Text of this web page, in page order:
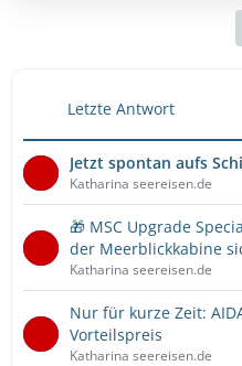
e
t
g
Letzte Antwort
Jetzt spontan aufs
Katharina seereisen.de
🎁 MSC Upgrade
der Meerblickkabine
Katharina seereisen.de
Nur für kurze Zeit:
Vorteilspreis
Katharina seereisen.de